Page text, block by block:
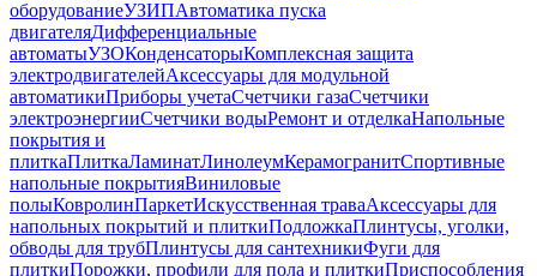
оборудованиеУЗИПАвтоматика пуска
двигателяДифференциальные
автоматыУЗОКонденсаторыКомплексная защита
электродвигателейАксессуары для модульной
автоматикиПриборы учетаСчетчики газаСчетчики
электроэнергииСчетчики водыРемонт и отделкаНапольные
покрытия и
плиткаПлиткаЛаминатЛинолеумКерамогранитСпортивные
напольные покрытияВиниловые
полыКовролинПаркетИскусственная траваАксессуары для
напольных покрытий и плиткиПодложкаПлинтусы, уголки,
обводы для трубПлинтусы для сантехникиФуги для
плиткиПорожки, профили для пола и плиткиПриспособления